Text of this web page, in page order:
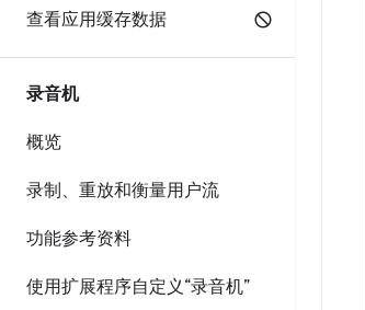
查看应用缓存数据
录音机
概览
录制、重放和衡量用户流
功能参考资料
使用扩展程序自定义“录音机”